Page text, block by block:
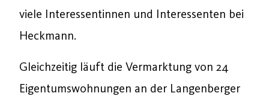
viele Interessentinnen und Interessenten bei
Heckmann.
Gleichzeitig läuft die Vermarktung von 24
Eigentumswohnungen an der Langenberger